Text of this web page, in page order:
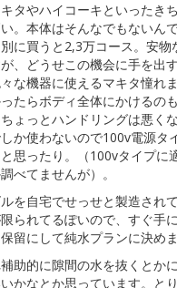
タやハイコーキといったき
。本体はそんなでもないん
に買うと2,3万コース。安物
、どうせこの機会に手を出
な機器に使えるマキタ憧れ
たらボディ全体にかけるの
ょっとハンドリングは悪く
か使わないので100v電源タ
思ったり。（100vタイプに
べてませんが）。
を自宅でせっせと製造され
られてるぽいので、すぐ手
留にして純水プランに決めま
助的に隙間の水を抜くとか
かなとか思っています。と